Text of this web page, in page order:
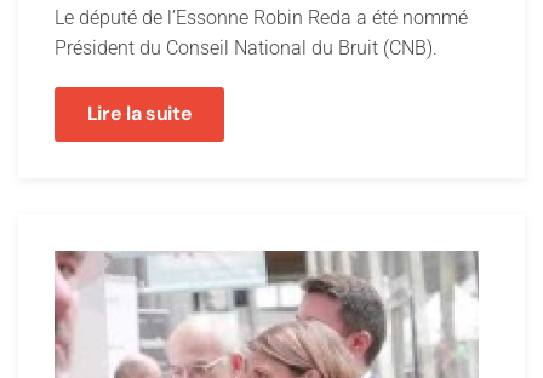
Le député de l’Essonne Robin Reda a été nommé
Président du Conseil National du Bruit (CNB).
Lire la suite